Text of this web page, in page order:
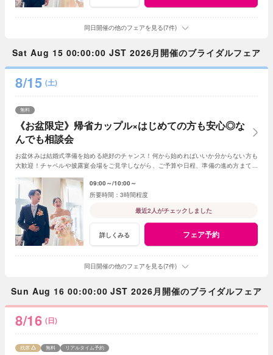
同日開催の他のフェアを見る(7件)
Sat Aug 15 00:00:00 JST 2026月開催のブライダルフェア
8/15 (土)
《お盆限定》帰省カップル×はじめての方も安心◎な
んでも相談会
無料
お盆休みは結婚式準備を始める絶好のチャンス！何から始めればいいか分からない方も
大歓迎！チャペルや披露宴会場をご見学しながら、ご予算や日程、準備の進め方まで経
09:00～ 10:00～
3時間程度
最近2人がチェックしました
詳しくみる フェア予約
同日開催の他のフェアを見る(7件)
Sun Aug 16 00:00:00 JST 2026月開催のブライダルフェア
8/16 (日)
残席 無料 リアルタイム予約